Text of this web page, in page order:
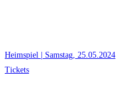
Heimspiel | Samstag, 25.05.2024
Tickets